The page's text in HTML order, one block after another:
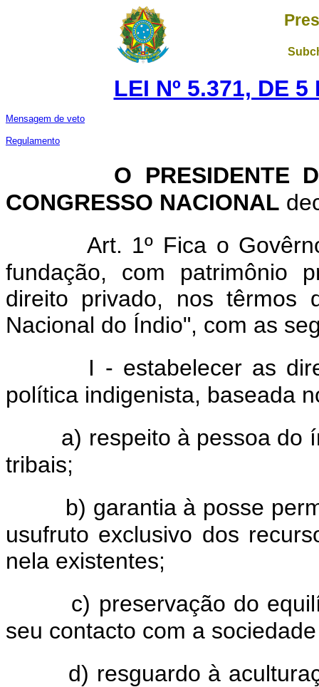
LEI Nº 5.371, DE
Mensagem de veto
Regulamento
O PRESIDENTE
CONGRESSO NACIONAL
Art. 1º Fica o
fundação, com patrimônio
direito privado, nos têrmos
Nacional do Índio", com as
I - estabelecer as
política indigenista, baseada
a) respeito à pessoa do
tribais;
b) garantia à posse
usufruto exclusivo dos
nela existentes;
c) preservação do
seu contacto com a
d) resguardo à